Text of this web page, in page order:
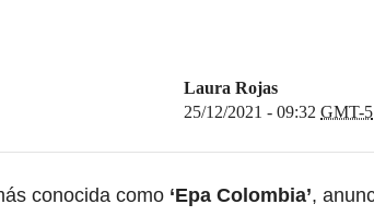
Laura Rojas
25/12/2021 - 09:32 GMT-5
conocida como ‘Epa Colombia’,